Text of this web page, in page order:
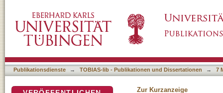
Publikationsdienste → TOBIAS-lib - Publikationen und Dissertationen → 7
Zur Kurzanzeige